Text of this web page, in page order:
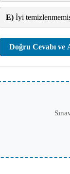
E) İyi
Doğru Cevabı ve